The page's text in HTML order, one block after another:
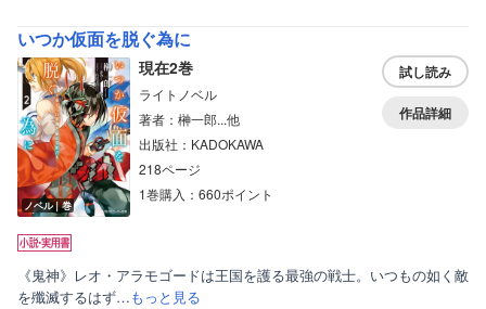
いつか仮面を脱ぐ為に
ノベル｜巻
現在2巻
ライトノベル
著者：榊一郎...他
出版社：KADOKAWA
218ページ
1巻購入：660ポイント
試し読み
作品詳細
《鬼神》レオ・アラモゴードは王国を護る最強の戦士。いつもの如く敵
を殲滅するはず…もっと見る